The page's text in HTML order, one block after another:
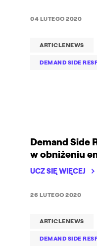
ARTICLENEWS
DEMAND SIDE
04 LUTEGO 2020
Demand Side
w obniżeniu
UCZ SIĘ WIĘCEJ
ARTICLENEWS
DEMAND SIDE
26 LUTEGO 2020